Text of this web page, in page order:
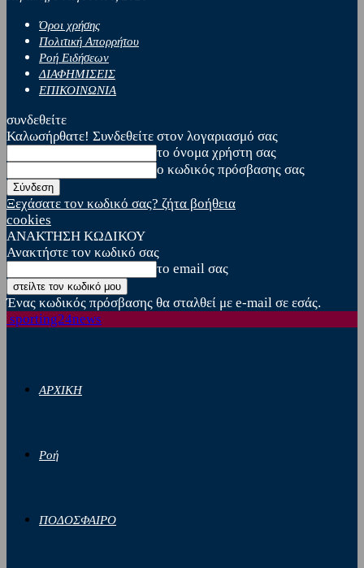
Όροι χρήσης
Πολιτική Απορρήτου
Ροή Ειδήσεων
ΔΙΑΦΗΜΙΣΕΙΣ
ΕΠΙΚΟΙΝΩΝΙΑ
συνδεθείτε
Καλωσήρθατε! Συνδεθείτε στον λογαριασμό σας
το όνομα χρήστη σας
ο κωδικός πρόσβασης σας
Ξεχάσατε τον κωδικό σας? ζήτα βοήθεια
cookies
ΑΝΑΚΤΗΣΗ ΚΩΔΙΚΟΥ
Ανακτήστε τον κωδικό σας
το email σας
Ένας κωδικός πρόσβασης θα σταλθεί με e-mail σε εσάς.
sporting24news
ΑΡΧΙΚΗ
Ροή
ΠΟΔΟΣΦΑΙΡΟ